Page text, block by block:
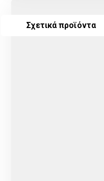
Σχετικά προϊόντα